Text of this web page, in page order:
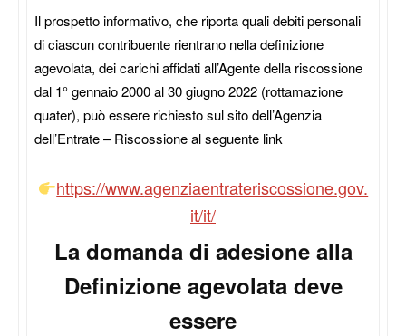
Il prospetto informativo, che riporta quali debiti personali
di ciascun contribuente rientrano nella definizione
agevolata, dei carichi affidati all’Agente della riscossione
dal 1° gennaio 2000 al 30 giugno 2022 (rottamazione
quater), può essere richiesto sul sito dell’Agenzia
dell’Entrate – Riscossione al seguente link
https://www.agenziaentrateriscossione.gov.
it/it/
La domanda di adesione alla
Definizione agevolata deve
essere